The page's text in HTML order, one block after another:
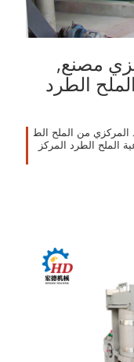
مصنع,
الطرد
من الملح الط
الملح الطرد المركز